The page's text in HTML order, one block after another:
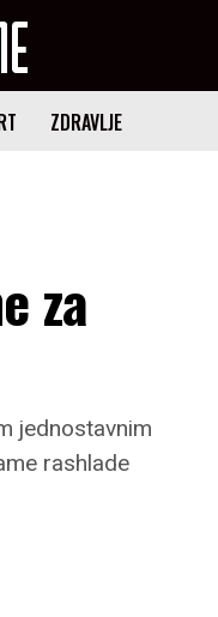
ZDRAVLJE
za
jednostavnim
rashlade